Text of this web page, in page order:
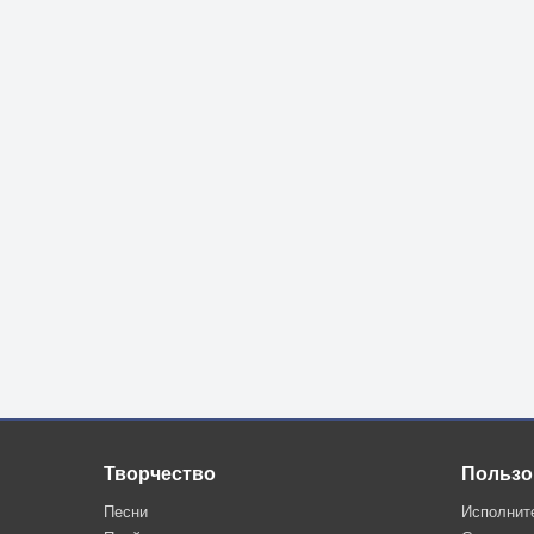
Творчество
Песни